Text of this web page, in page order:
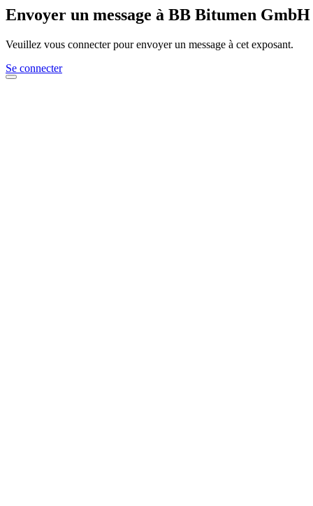
Envoyer un message à BB Bitumen GmbH
Veuillez vous connecter pour envoyer un message à cet exposant.
Se connecter